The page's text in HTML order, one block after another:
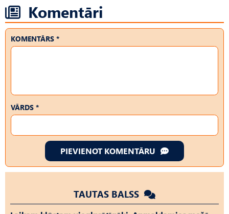
Komentāri
KOMENTĀRS *
VĀRDS *
PIEVIENOT KOMENTĀRU
TAUTAS BALSS